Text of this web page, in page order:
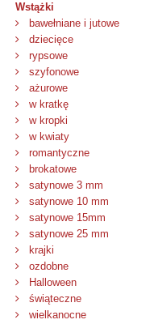
Wstążki
bawełniane i jutowe
dziecięce
rypsowe
szyfonowe
ażurowe
w kratkę
w kropki
w kwiaty
romantyczne
brokatowe
satynowe 3 mm
satynowe 10 mm
satynowe 15mm
satynowe 25 mm
krajki
ozdobne
Halloween
świąteczne
wielkanocne